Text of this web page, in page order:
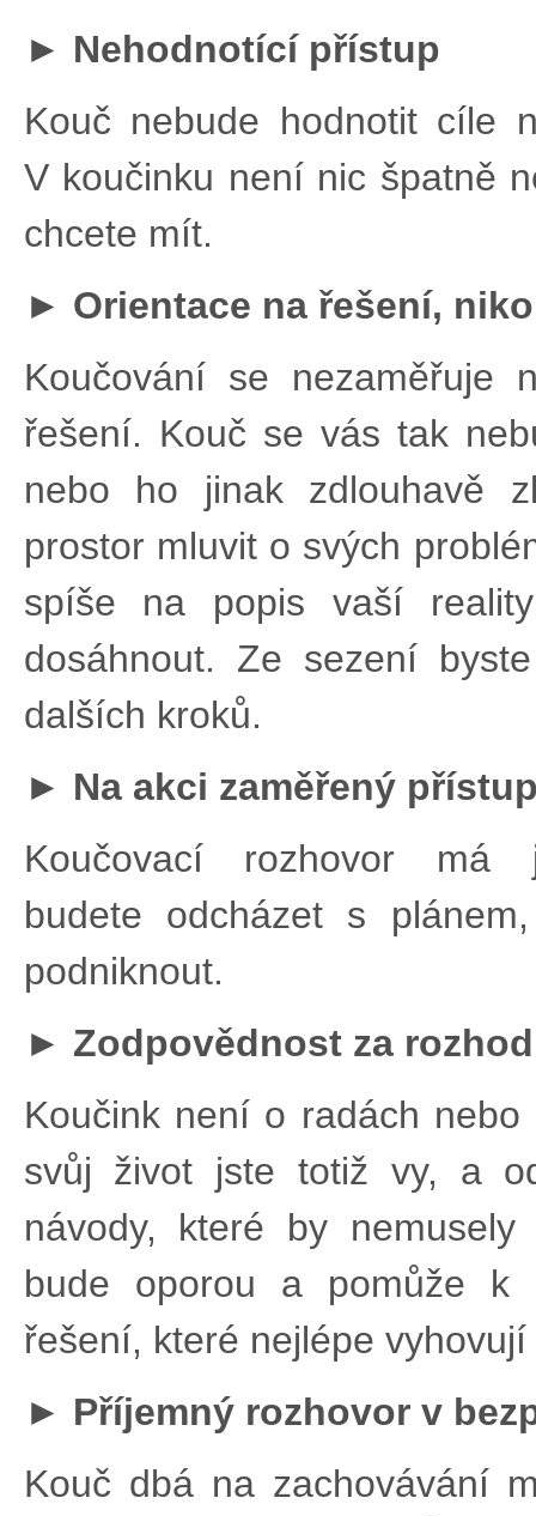
► Nehodnotící přístup
Kouč nebude hodnotit cíle
V koučinku není nic špatně
chcete mít.
► Orientace na řešení,
Koučování se nezaměřuje
řešení. Kouč se vás tak
nebo ho jinak zdlouhavě
prostor mluvit o svých
spíše na popis vaší
dosáhnout. Ze sezení
dalších kroků.
► Na akci zaměřený
Koučovací rozhovor
budete odcházet s
podniknout.
► Zodpovědnost za
Koučink není o radách
svůj život jste totiž vy, a
návody, které by
bude oporou a pomůže k
řešení, které nejlépe
► Příjemný rozhovor v
Kouč dbá na zachovávání